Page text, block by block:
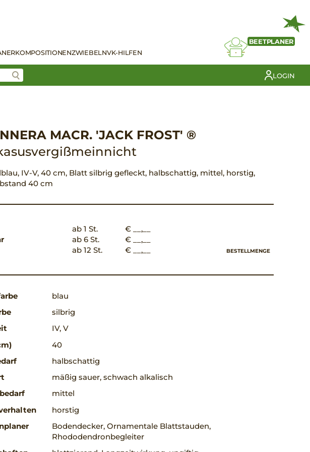
KOMPOSITIONENZWIEBELNVK-HILFEN
NEU
BEETPLANER
LOGIN
MACR. 'JACK FROST' ®
IV-V, 40 cm, Blatt silbrig gefleckt, halbschattig, mittel, horstig,
40 cm
ab 1 St.
€ __,__
ab 6 St.
€ __,__
ab 12 St.
€ __,__ BESTELLMENGE
blau
silbrig
IV, V
40
halbschattig
mäßig sauer, schwach alkalisch
mittel
horstig
Bodendecker, Ornamentale Blattstauden,
Rhododendronbegleiter